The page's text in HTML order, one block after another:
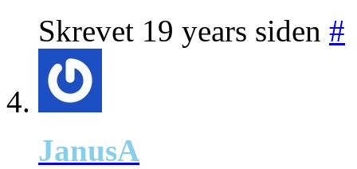
Skrevet 19 years siden #
JanusA